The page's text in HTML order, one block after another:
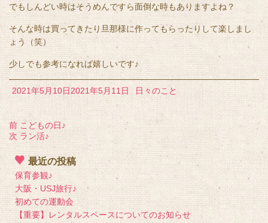
でもしんどい時はそうめんですら面倒な時もありますよね？
そんな時は買ってきたり旦那様に作ってもらったりして楽しまし
ょう（笑）
少しでも参考になれば嬉しいです♪
2021年5月10日2021年5月11日 日々のこと
前 こどもの日♪
次 ラン活♪
最近の投稿
保育参観♪
大阪・USJ旅行♪
初めての運動会
【重要】レンタルスペースについてのお知らせ